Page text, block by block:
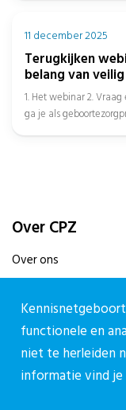
11 december 2025
Terugkijken
belang van
II1. Het webinar 2.
ga je als
Over CPZ
Over ons
Contact
Contact
Contactpagina
functionele en
niet te herleiden
informatie vind je